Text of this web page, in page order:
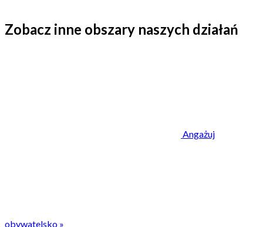
Zobacz inne obszary naszych działań
Angażuj
obywatelsko »